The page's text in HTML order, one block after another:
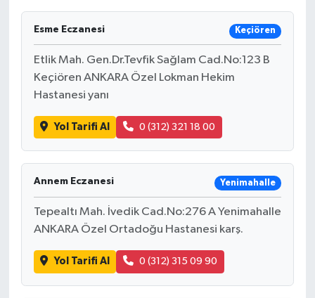
Esme Eczanesi Keçiören
Etlik Mah. Gen.Dr.Tevfik Sağlam Cad.No:123 B
Keçiören ANKARA Özel Lokman Hekim
Hastanesi yanı
Yol Tarifi Al 0 (312) 321 18 00
Annem Eczanesi Yenimahalle
Tepealtı Mah. İvedik Cad.No:276 A Yenimahalle
ANKARA Özel Ortadoğu Hastanesi karş.
Yol Tarifi Al 0 (312) 315 09 90